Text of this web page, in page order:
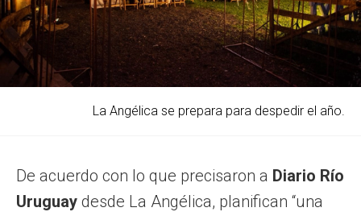
La Angélica se prepara para despedir el año.
De acuerdo con lo que precisaron a Diario Río
Uruguay desde La Angélica, planifican “una